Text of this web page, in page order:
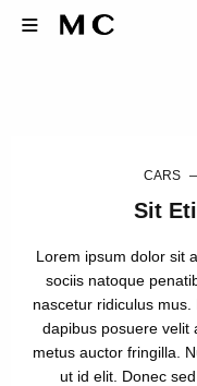
CARS
Sit
Lorem ipsum dolor sit
sociis natoque
nascetur ridiculus
dapibus posuere velit
metus auctor fringilla.
ut id elit. Donec